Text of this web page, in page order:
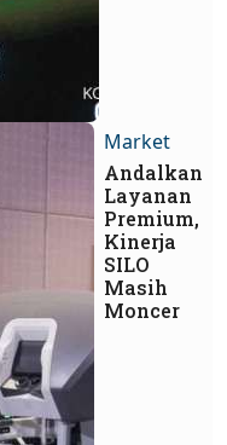
Market
Andalkan
Layanan
Premium,
Kinerja
SILO
Masih
Moncer